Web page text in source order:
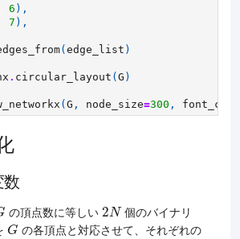
6 ),
7 ),
(edge_list )
. circular_layout (G )
(G , node_size=300 ,
数
の頂点数に等しい 2N
2N個のバイナリ
G
G の各頂点と対応させて、それぞれの